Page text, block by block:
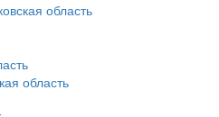
область
область